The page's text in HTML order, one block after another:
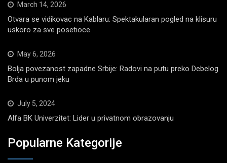
March 14, 2026
Otvara se vidikovac na Kablaru: Spektakularan pogled na klisuru
uskoro za sve posetioce
May 6, 2026
Bolja povezanost zapadne Srbije: Radovi na putu preko Debelog
Brda u punom jeku
July 5, 2024
Alfa BK Univerzitet: Lider u privatnom obrazovanju
Popularne Kategorije